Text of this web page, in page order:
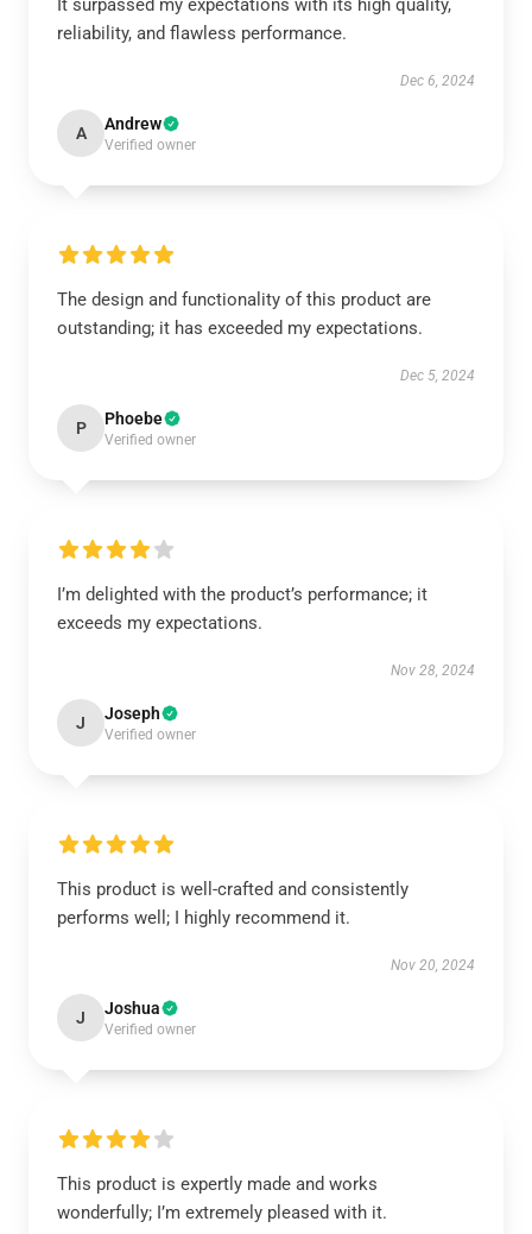
It surpassed my expectations with its high quality,
reliability, and flawless performance.
Dec 6, 2024
A Andrew
Verified owner
The design and functionality of this product are
outstanding; it has exceeded my expectations.
Dec 5, 2024
P Phoebe
Verified owner
I’m delighted with the product’s performance; it
exceeds my expectations.
Nov 28, 2024
J Joseph
Verified owner
This product is well-crafted and consistently
performs well; I highly recommend it.
Nov 20, 2024
J Joshua
Verified owner
This product is expertly made and works
wonderfully; I’m extremely pleased with it.